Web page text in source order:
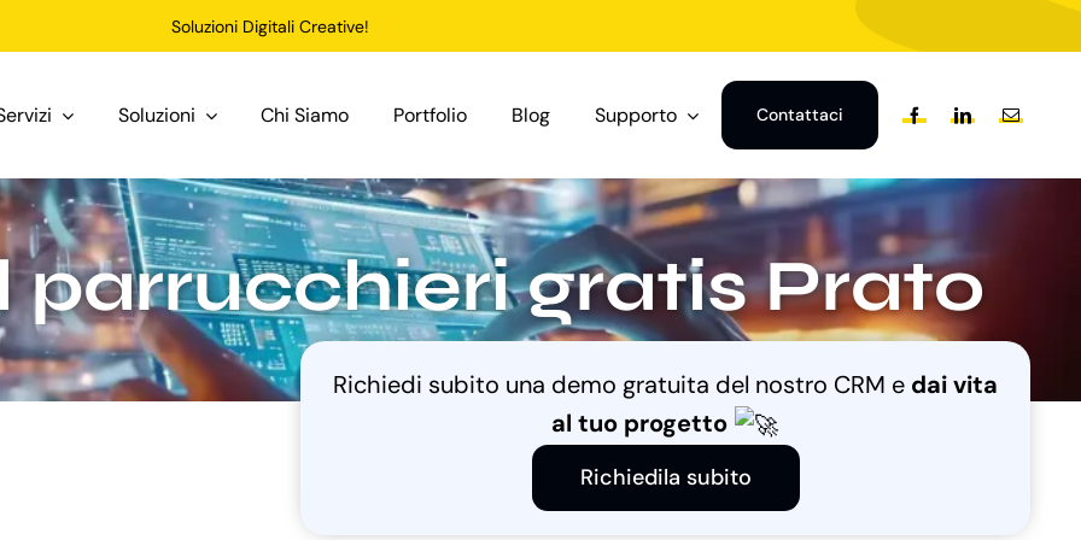
Soluzioni Digitali Creative!
Soluzioni Chi Siamo Portfolio Blog Supporto Contattaci
parrucchieri gratis Prato
Richiedi subito una demo gratuita del nostro CRM e dai vita
al tuo progetto
Richiedila subito